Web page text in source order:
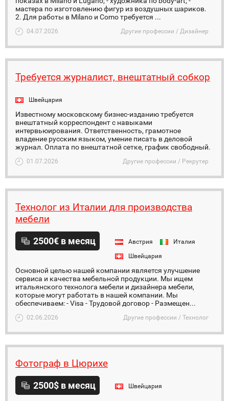
мастера по изготовлению фигур из воздушных шариков.
2. Для работы в Milano и Como требуется ...
04.07.2026 Другие профессии / Дизайнер
Требуется журналист, внештатный собкор
Швейцария
Известному московскому бизнес-изданию требуется
внештатный корреспондент с навыками
интервьюирования. Ответственность, грамотное
владение русским языком, умение писать в деловой
журнал. Оплата по внештатной сетке, график свободный.
01.07.2026 Другие профессии / Рекрутер
Технолог из Италии для производства
мебели
2500€ в месяц Австрия
Италия
Швейцария
Основной целью нашей компании является улучшение
сервиса и качества мебельной продукции. Мы ищем
итальянского технолога мебели и дизайнера мебели,
которые могут работать в нашей компании. Мы
обеспечиваем: - Visa - Трудовой договор - Размещен...
02.06.2026 Другие профессии / Технолог
Фотограф в Цюрихе
2500$ в месяц Швейцария